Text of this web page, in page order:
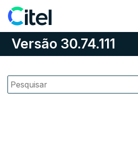
Pular para o conteúdo
Versão 30.74.111